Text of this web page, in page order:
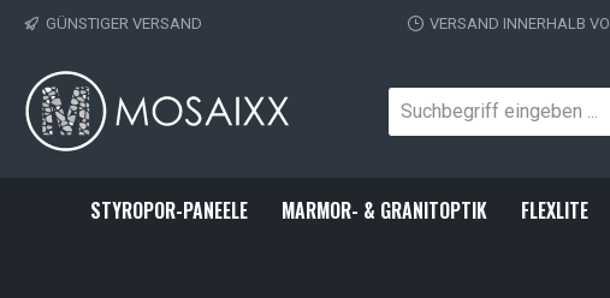
Hauptinhalt springen
Zur Suche springen
Zur Hauptnavigation springen
GÜNSTIGER VERSAND VERSAND INNERHALB
STYROPOR-PANEELE MARMOR- & GRANITOPTIK FLEXLITE